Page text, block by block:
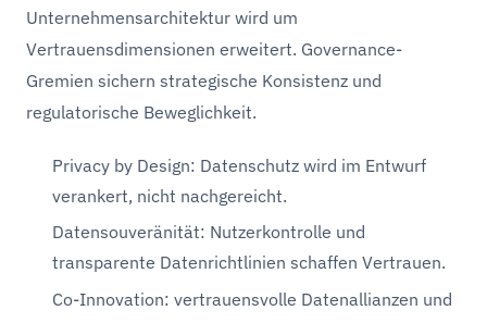
Unternehmensarchitektur wird um
Vertrauensdimensionen erweitert. Governance-
Gremien sichern strategische Konsistenz und
regulatorische Beweglichkeit.
Privacy by Design: Datenschutz wird im Entwurf
verankert, nicht nachgereicht.
Datensouveränität: Nutzerkontrolle und
transparente Datenrichtlinien schaffen Vertrauen.
Co-Innovation: vertrauensvolle Datenallianzen und